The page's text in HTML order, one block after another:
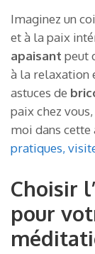
Imaginez un
et à la paix
apaisant peut
à la relaxation
astuces de
paix chez
moi dans cette
pratiques,
Choisir
pour